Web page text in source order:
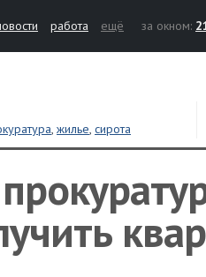
работа ещё за окном:
, жилье, сирота